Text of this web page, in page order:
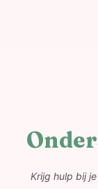
Krijg hulp bij